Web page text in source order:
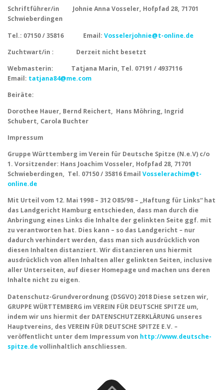
Schriftführer/in Johnie Anna Vosseler, Hofpfad 28, 71701
Schwieberdingen
Tel.: 07150 / 35816 Email: Vosselerjohnie@t-online.de
Zuchtwart/in : Derzeit nicht besetzt
Webmasterin: Tatjana Marin, Tel. 07191 / 4937116
Email: tatjana84@me.com
Beiräte:
Dorothee Hauer, Bernd Reichert, Hans Möhring, Ingrid
Schubert, Carola Buchter
Impressum
Gruppe Württemberg im Verein für Deutsche Spitze (N.e.V) c/o
1. Vorsitzender: Hans Joachim Vosseler, Hofpfad 28, 71701
Schwieberdingen, Tel. 07150 / 35816 Email Vosselerachim@t-
online.de
Mit Urteil vom 12. Mai 1998 – 312 O85/98 – „Haftung für Links“ hat
das Landgericht Hamburg entschieden, dass man durch die
Anbringung eines Links die Inhalte der gelinkten Seite ggf. mit
zu verantworten hat. Dies kann – so das Landgericht – nur
dadurch verhindert werden, dass man sich ausdrücklich von
diesen Inhalten distanziert. Wir distanzieren uns hiermit
ausdrücklich von allen Inhalten aller gelinkten Seiten, inclusive
aller Unterseiten, auf dieser Homepage und machen uns deren
Inhalte nicht zu eigen.
Datenschutz-Grundverordnung (DSGVO) 2018 Diese setzen wir,
GRUPPE WÜRTTEMBERG im VEREIN FÜR DEUTSCHE SPITZE um,
indem wir uns hiermit der DATENSCHUTZERKLÄRUNG unseres
Hauptvereins, des VEREIN FÜR DEUTSCHE SPITZE E.V. –
veröffentlicht unter dem Impressum von http://www.deutsche-
spitze.de vollinhaltlich anschliessen.